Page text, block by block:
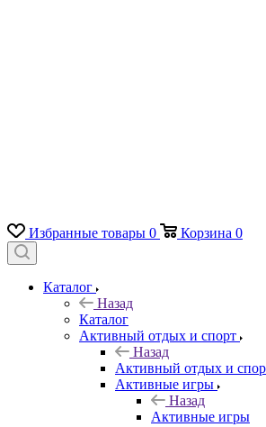
Избранные товары 0 Корзина 0
Каталог
Назад
Каталог
Активный отдых и спорт
Назад
Активный отдых и
Активные игры
Назад
Активные игры